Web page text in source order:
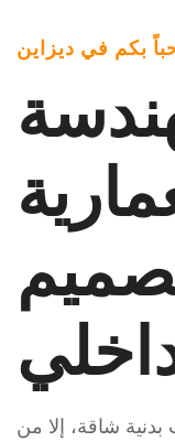
بكم في ديزاين
بدنية شاقة، إلا من